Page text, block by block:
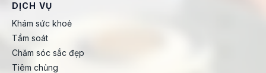
DỊCH VỤ
Khám sức khoẻ
Tầm soát
Chăm sóc sắc đẹp
Tiêm chủng